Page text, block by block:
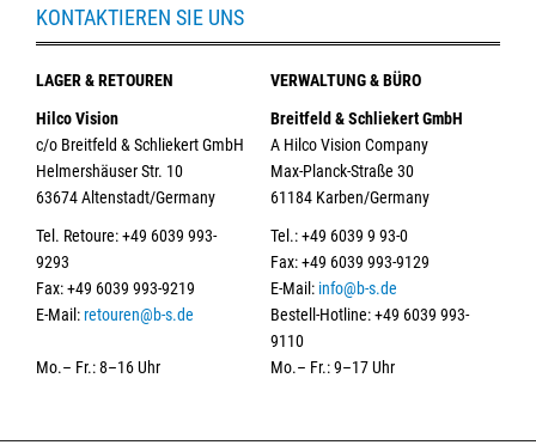
KONTAKTIEREN SIE UNS
LAGER & RETOUREN
Hilco Vision
c/o Breitfeld & Schliekert GmbH
Helmershäuser Str. 10
63674 Altenstadt/Germany
Tel. Retoure: +49 6039 993-
9293
Fax: +49 6039 993-9219
E-Mail:retouren@b-s.de
Mo.– Fr.: 8–16 Uhr
VERWALTUNG & BÜRO
Breitfeld & Schliekert GmbH
A Hilco Vision Company
Max-Planck-Straße 30
61184 Karben/Germany
Tel.: +49 6039 9 93-0
Fax: +49 6039 993-9129
E-Mail: info@b-s.de
Bestell-Hotline: +49 6039 993-
9110
Mo.– Fr.: 9–17 Uhr